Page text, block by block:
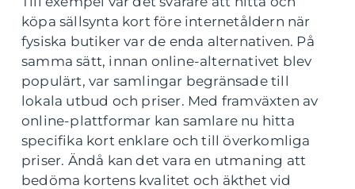
köpa sällsynta kort före internetåldern när
fysiska butiker var de enda alternativen. På
samma sätt, innan online-alternativet blev
populärt, var samlingar begränsade till
lokala utbud och priser. Med framväxten av
online-plattformar kan samlare nu hitta
specifika kort enklare och till överkomliga
priser. Ändå kan det vara en utmaning att
bedöma kortens kvalitet och äkthet vid